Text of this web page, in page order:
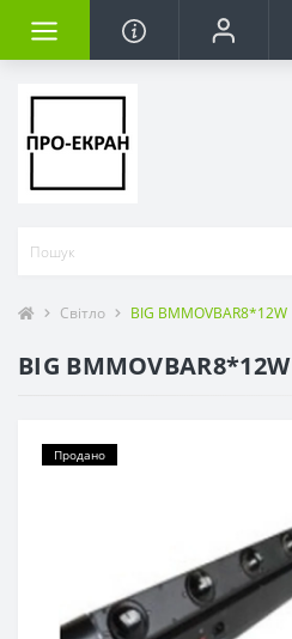
Світло BIG BMMOVBAR8*12W
BIG BMMOVBAR8*12W
Продано